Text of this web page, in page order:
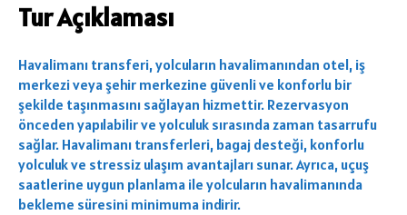
Tur Açıklaması
Havalimanı transferi, yolcuların havalimanından otel, iş
merkezi veya şehir merkezine güvenli ve konforlu bir
şekilde taşınmasını sağlayan hizmettir. Rezervasyon
önceden yapılabilir ve yolculuk sırasında zaman tasarrufu
sağlar. Havalimanı transferleri, bagaj desteği, konforlu
yolculuk ve stressiz ulaşım avantajları sunar. Ayrıca, uçuş
saatlerine uygun planlama ile yolcuların havalimanında
bekleme süresini minimuma indirir.